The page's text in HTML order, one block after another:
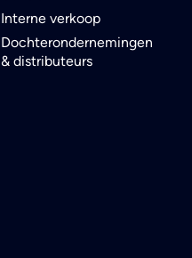
Interne verkoop
Dochterondernemingen
& distributeurs